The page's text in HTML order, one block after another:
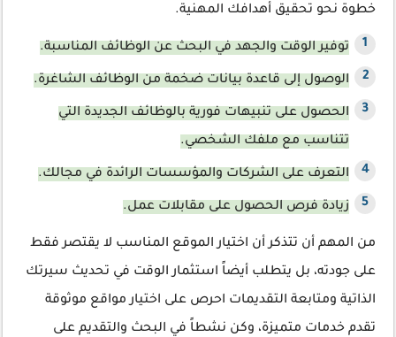
خطوة نحو تحقيق أهدافك المهنية.
توفير الوقت والجهد في البحث عن الوظائف المناسبة.
الوصول إلى قاعدة بيانات ضخمة من الوظائف الشاغرة.
الحصول على تنبيهات فورية بالوظائف الجديدة التي
تتناسب مع ملفك الشخصي.
التعرف على الشركات والمؤسسات الرائدة في مجالك.
زيادة فرص الحصول على مقابلات عمل.
من المهم أن تتذكر أن اختيار الموقع المناسب لا يقتصر فقط
على جودته، بل يتطلب أيضاً استثمار الوقت في تحديث سيرتك
الذاتية ومتابعة التقديمات احرص على اختيار مواقع موثوقة
تقدم خدمات متميزة، وكن نشطاً في البحث والتقديم على